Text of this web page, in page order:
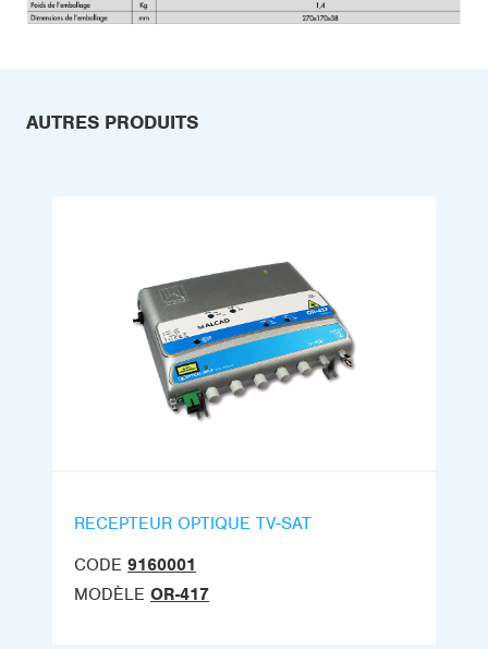
AUTRES PRODUITS
RECEPTEUR OPTIQUE TV-SAT
CODE 9160001
MODÈLE OR-417